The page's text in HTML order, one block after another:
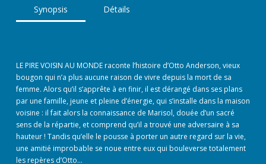
Synopsis Détails
LE PIRE VOISIN AU MONDE raconte l’histoire d’Otto Anderson, vieux
bougon qui n’a plus aucune raison de vivre depuis la mort de sa
femme. Alors qu’il s’apprête à en finir, il est dérangé dans ses plans
par une famille, jeune et pleine d’énergie, qui s’installe dans la maison
voisine : il fait alors la connaissance de Marisol, douée d’un sacré
sens de la répartie, et comprend qu’il a trouvé une adversaire à sa
hauteur ! Tandis qu’elle le pousse à porter un autre regard sur la vie,
une amitié improbable se noue entre eux qui bouleverse totalement
les repères d’Otto…